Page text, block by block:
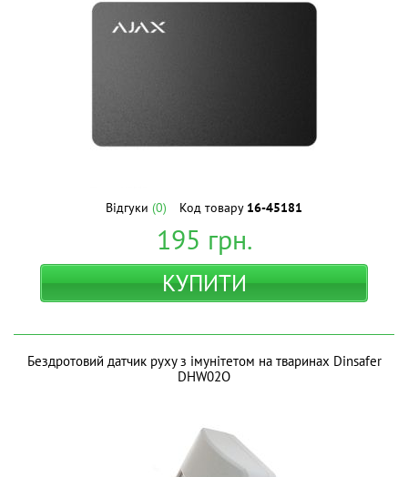
Відгуки (0) Код товару 16-45181
195 грн.
КУПИТИ
Бездротовий датчик руху з імунітетом на тваринах Dinsafer
DHW02O